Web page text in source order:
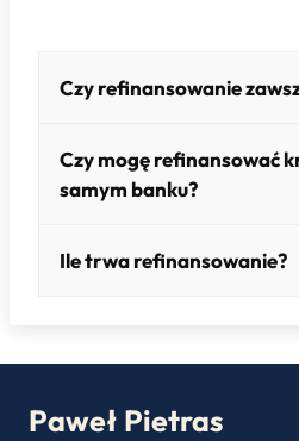
Czy refinansowanie
Nie – trzeba uwzględnić
Czy mogę refinansować
samym banku?
Zazwyczaj nie – wtedy
Ile trwa refinansowanie?
Paweł Pietras